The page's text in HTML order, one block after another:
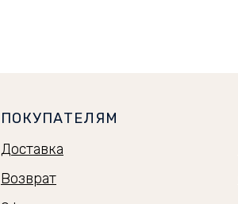
ПОКУПАТЕЛЯМ
Доставка
Возврат